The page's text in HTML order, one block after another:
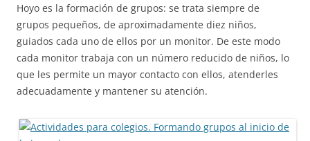
Hoyo es la formación de grupos: se trata siempre de
grupos pequeños, de aproximadamente diez niños,
guiados cada uno de ellos por un monitor. De este modo
cada monitor trabaja con un número reducido de niños, lo
que les permite un mayor contacto con ellos, atenderles
adecuadamente y mantener su atención.